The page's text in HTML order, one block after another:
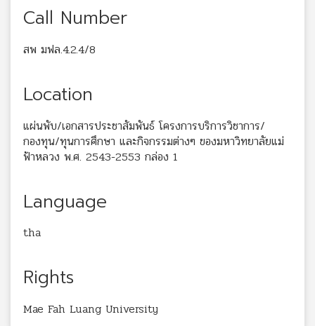
Call Number
สพ มฟล.4.2.4/8
Location
แผ่นพับ/เอกสารประชาสัมพันธ์ โครงการบริการวิชาการ/
กองทุน/ทุนการศึกษา และกิจกรรมต่างๆ ของมหาวิทยาลัยแม่
ฟ้าหลวง พ.ศ. 2543-2553 กล่อง 1
Language
tha
Rights
Mae Fah Luang University